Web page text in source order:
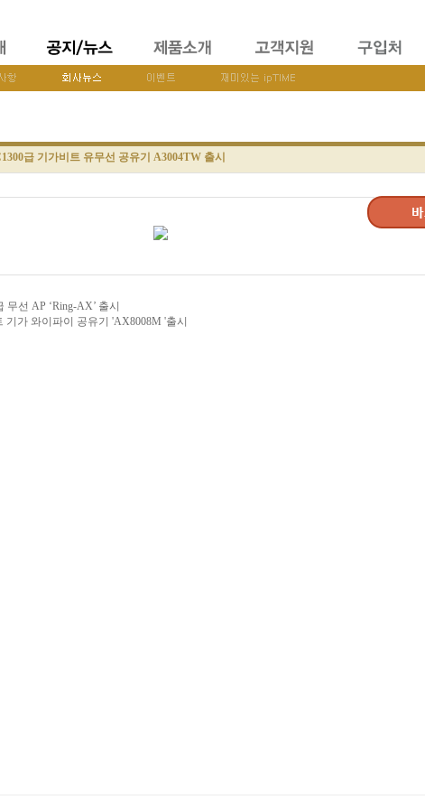
급 기가비트 유무선 공유기 A3004TW 출시
선 AP ‘Ring-AX’ 출시
가 와이파이 공유기 'AX8008M '출시